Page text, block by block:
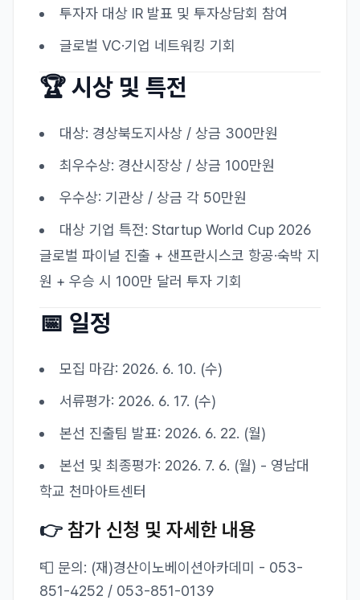
투자자 대상 IR 발표 및 투자상담회 참여
글로벌 VC·기업 네트워킹 기회
🏆 시상 및 특전
대상: 경상북도지사상 / 상금 300만원
최우수상: 경산시장상 / 상금 100만원
우수상: 기관상 / 상금 각 50만원
대상 기업 특전: Startup World Cup 2026
글로벌 파이널 진출 + 샌프란시스코 항공·숙박 지
원 + 우승 시 100만 달러 투자 기회
📅 일정
모집 마감: 2026. 6. 10. (수)
서류평가: 2026. 6. 17. (수)
본선 진출팀 발표: 2026. 6. 22. (월)
본선 및 최종평가: 2026. 7. 6. (월) - 영남대
학교 천마아트센터
👉 참가 신청 및 자세한 내용
📮 문의: (재)경산이노베이션아카데미 - 053-
851-4252 / 053-851-0139